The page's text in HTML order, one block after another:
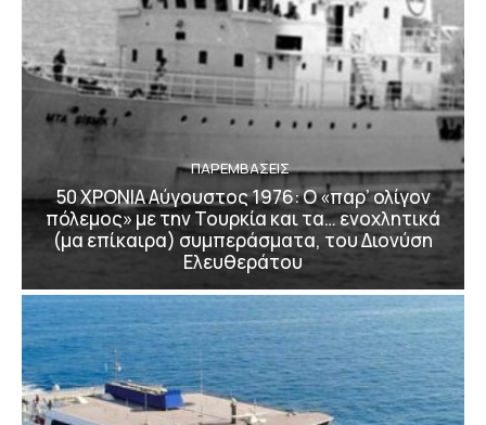
ΠΑΡΕΜΒΑΣΕΙΣ
50 ΧΡΟΝΙΑ Αύγουστος 1976: Ο «παρ’ ολίγον
πόλεμος» με την Τουρκία και τα… ενοχλητικά
(μα επίκαιρα) συμπεράσματα, του Διονύση
Ελευθεράτου